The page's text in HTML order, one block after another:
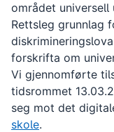
området
Rettsleg grunnlag
forskrifta om
Vi gjennomførte
tidsrommet
seg mot det
skole.